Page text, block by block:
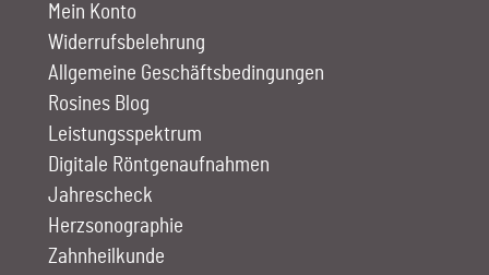
Mein Konto
Widerrufsbelehrung
Allgemeine Geschäftsbedingungen
Rosines Blog
Leistungs­spektrum
Digitale Röntgen­aufnahmen
Jahrescheck
Herz­sono­graphie
Zahn­heilkunde